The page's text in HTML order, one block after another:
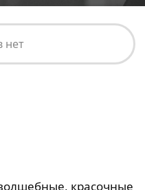
нет
красочные